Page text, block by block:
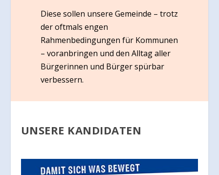
Diese sollen unsere Gemeinde – trotz
der oftmals engen
Rahmenbedingungen für Kommunen
– voranbringen und den Alltag aller
Bürgerinnen und Bürger spürbar
verbessern.
UNSERE KANDIDATEN